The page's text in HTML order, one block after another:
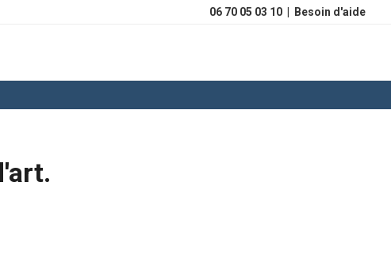
06 70 05 03 10 Besoin d'aide